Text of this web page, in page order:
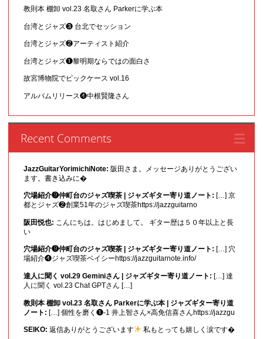
教則本 棚卸 vol.23 名取さん Parkerに学ぶ本
台湾とジャズ❸ 台北でセッション
台湾とジャズ❷アーティスト紹介
台湾とジャズ❶黎明期ならではの面白さ
故宮博物院でピックケース vol.16
アルバムリリース❹中根賢隆さん
Recent Comments
JazzGuitarYorimichiNote: 阪田さま。メッセージありがとうござい
ます。書き込みに�
穴場紹介❾仲町台のジャズ喫茶 | ジャズギター寄り道ノート: […] 京
都とジャズ❷創業51年のジャズ喫茶https://jazzguitarno
阪田悦也: こんにちは。はじめまして。 ギター歴は５０年以上と長
い
穴場紹介❾仲町台のジャズ喫茶 | ジャズギター寄り道ノート: […] 穴
場紹介❹ジャズ喫茶ベイシーhttps://jazzguitarnote.info/
達人に聞く vol.29 Geminiさん | ジャズギター寄り道ノート: […] 達
人に聞く vol.23 Chat GPTさん […]
教則本 棚卸 vol.23 名取さん Parkerに学ぶ本 | ジャズギター寄り道
ノート: […] 個性を磨く❶-1 井上智さん×高免信喜さんhttps://jazzgu
SEIKO: 返信ありがとうございます 私もとっても嬉しく涙です�